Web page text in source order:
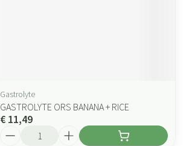
Gastrolyte
GASTROLYTE ORS BANANA + RICE
€ 11,49